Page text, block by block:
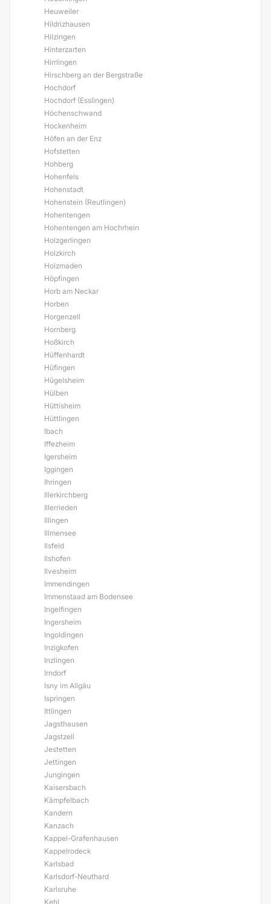
Heuweiler
Hildrizhausen
Hilzingen
Hinterzarten
Hirrlingen
Hirschberg an der Bergstraße
Hochdorf
Hochdorf (Esslingen)
Höchenschwand
Hockenheim
Höfen an der Enz
Hofstetten
Hohberg
Hohenfels
Hohenstadt
Hohenstein (Reutlingen)
Hohentengen
Hohentengen am Hochrhein
Holzgerlingen
Holzkirch
Holzmaden
Höpfingen
Horb am Neckar
Horben
Horgenzell
Hornberg
Hoßkirch
Hüffenhardt
Hüfingen
Hügelsheim
Hülben
Hüttisheim
Hüttlingen
Ibach
Iffezheim
Igersheim
Iggingen
Ihringen
Illerkirchberg
Illerrieden
Illingen
Illmensee
Ilsfeld
Ilshofen
Ilvesheim
Immendingen
Immenstaad am Bodensee
Ingelfingen
Ingersheim
Ingoldingen
Inzigkofen
Inzlingen
Irndorf
Isny im Allgäu
Ispringen
Ittlingen
Jagsthausen
Jagstzell
Jestetten
Jettingen
Jungingen
Kaisersbach
Kämpfelbach
Kandern
Kanzach
Kappel-Grafenhausen
Kappelrodeck
Karlsbad
Karlsdorf-Neuthard
Karlsruhe
Kehl